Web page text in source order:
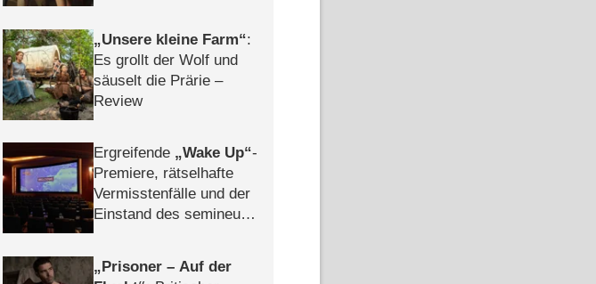
Unsere kleine Farm :
Es grollt der Wolf und
säuselt die Prärie –
Review
Ergreifende Wake Up -
Premiere, rätselhafte
Vermisstenfälle und der
Einstand des semineuen
Prisoner – Auf der